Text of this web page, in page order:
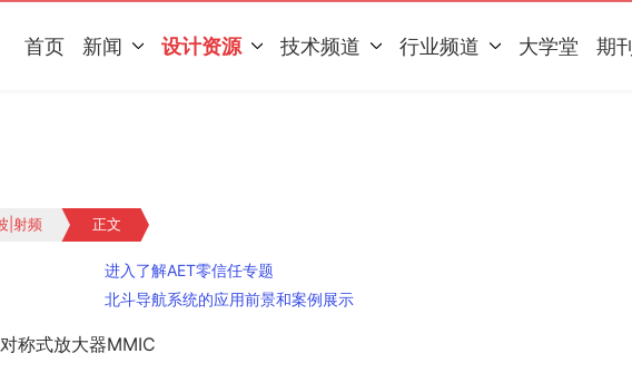
首页 新闻 设计资源 技术频道 行业频道 大学堂 期刊
|射频 正文
进入了解AET零信任专题
北斗导航系统的应用前景和案例展示
称式放大器MMIC